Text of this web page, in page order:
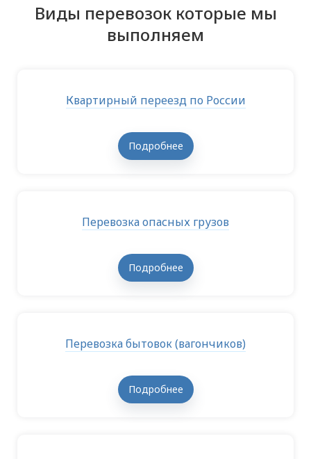
Виды перевозок которые мы
выполняем
Квартирный переезд по России
Подробнее
Перевозка опасных грузов
Подробнее
Перевозка бытовок (вагончиков)
Подробнее